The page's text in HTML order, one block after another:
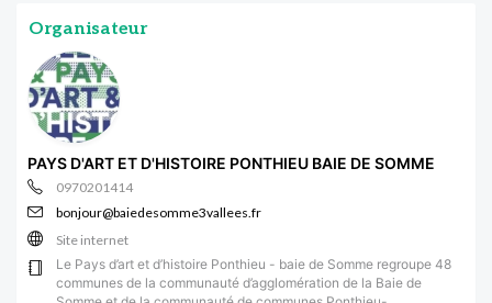
Organisateur
PAYS D'ART ET D'HISTOIRE PONTHIEU BAIE DE SOMME
0970201414
bonjour@baiedesomme3vallees.fr
Site internet
Le Pays d’art et d’histoire Ponthieu - baie de Somme regroupe 48
communes de la communauté d’agglomération de la Baie de